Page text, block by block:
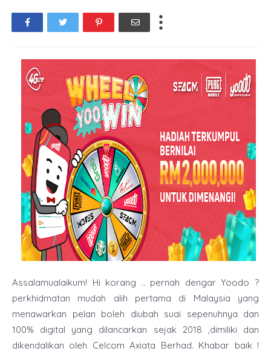
Assalamualaikum! Hi korang .. pernah dengar Yoodo ?
perkhidmatan mudah alih pertama di Malaysia yang
menawarkan pelan boleh diubah suai sepenuhnya dan
100% digital yang dilancarkan sejak 2018 ,dimiliki dan
dikendalikan oleh Celcom Axiata Berhad. Khabar baik !